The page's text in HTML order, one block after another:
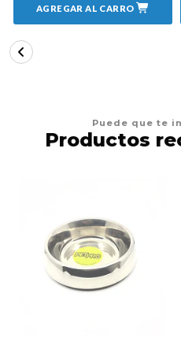
AGREGAR AL CARRO
Puede que te
Productos